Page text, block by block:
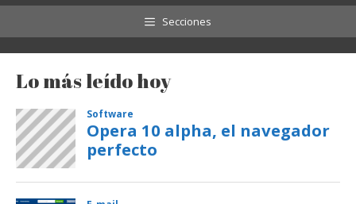
Secciones
Lo más leído hoy